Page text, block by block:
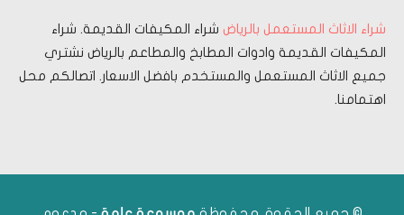
شراء الاثاث المستعمل بالرياض شراء المكيفات القديمة. شراء
المكيفات القديمة وادوات المطابخ والمطاعم بالرياض نشتري
جميع الاثاث المستعمل والمستخدم بافضل الاسعار. اتصالكم محل
اهتمامنا.